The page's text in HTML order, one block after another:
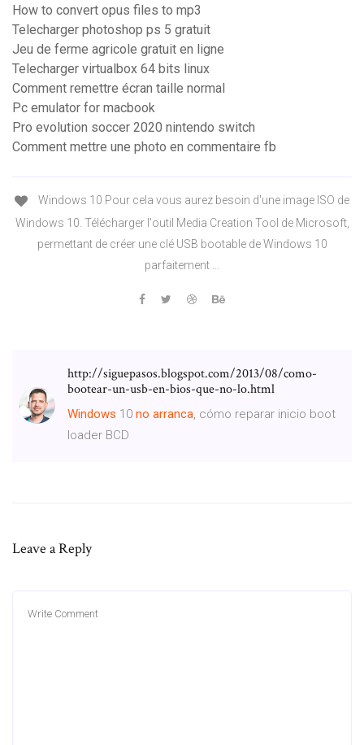
How to convert opus files to mp3
Telecharger photoshop ps 5 gratuit
Jeu de ferme agricole gratuit en ligne
Telecharger virtualbox 64 bits linux
Comment remettre écran taille normal
Pc emulator for macbook
Pro evolution soccer 2020 nintendo switch
Comment mettre une photo en commentaire fb
Windows 10 Pour cela vous aurez besoin d'une image ISO de
Windows 10. Télécharger l'outil Media Creation Tool de Microsoft,
permettant de créer une clé USB bootable de Windows 10
parfaitement ...
http://siguepasos.blogspot.com/2013/08/como-
bootear-un-usb-en-bios-que-no-lo.html
Windows 10 no arranca, cómo reparar inicio boot
loader BCD
Leave a Reply